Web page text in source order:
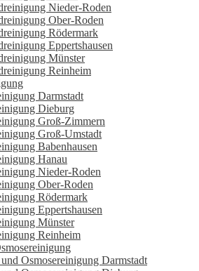
Nieder-Roden
Ober-Roden
Rödermark
Eppertshausen
Münster
Reinheim
Darmstadt
Dieburg
Groß-Zimmern
Groß-Umstadt
Babenhausen
Hanau
Nieder-Roden
Ober-Roden
Rödermark
Eppertshausen
Münster
Reinheim
Osmosereinigung Darmstadt